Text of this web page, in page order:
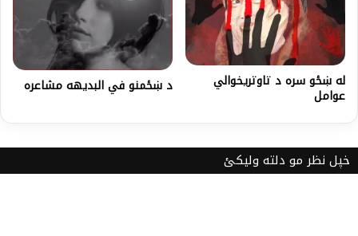
له ښځو سره د تاوتریخوالي
عوامل د ښځمنو في البدیهه مشاعره
خپل نظر مو دلته ولیکئ